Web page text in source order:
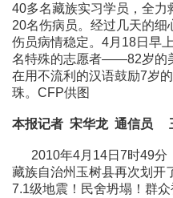
40多名藏族实习学员，全力
20名伤病员。经过几天的细
伤员病情稳定。4月18日早
名特殊的志愿者——82岁的
在用不流利的汉语鼓励7岁
珠。CFP供图
本报记者 宋华龙 通信员
2010年4月14日7时49分
藏族自治州玉树县再次划开
7.1级地震！民舍坍塌！群